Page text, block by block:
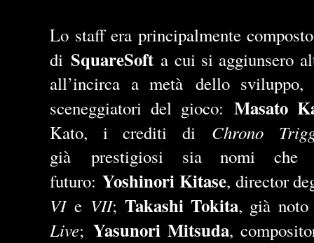
Lo staff era principalmente
di SquareSofta cui si aggiunsero
all’incirca a metà dello
sceneggiatori del gioco:Masato
Kato, i crediti di Chrono
giàprestigiosi sia nomi che
futuro:Yoshinori Kitase, director
VIe VII; Takashi Tokita, già
Live; Yasunori Mitsuda,